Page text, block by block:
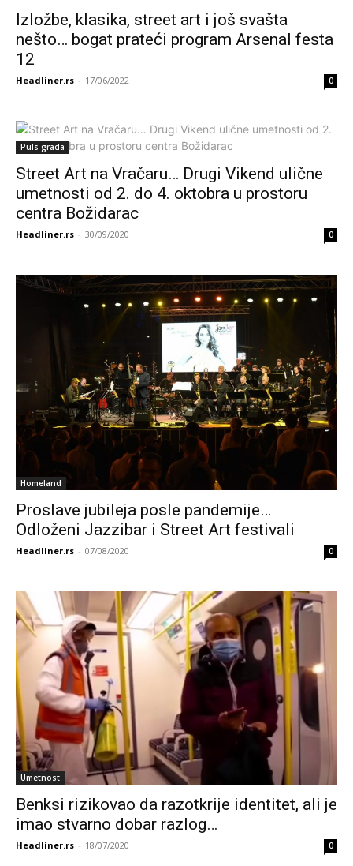
Izložbe, klasika, street art i još svašta
nešto… bogat prateći program Arsenal festa
12
Headliner.rs - 17/06/2022 0
Puls grada
Street Art na Vračaru… Drugi Vikend ulične
umetnosti od 2. do 4. oktobra u prostoru
centra Božidarac
Headliner.rs - 30/09/2020 0
Homeland
Proslave jubileja posle pandemije…
Odloženi Jazzibar i Street Art festivali
Headliner.rs - 07/08/2020 0
Umetnost
Benksi rizikovao da razotkrije identitet, ali je
imao stvarno dobar razlog…
Headliner.rs - 18/07/2020 0